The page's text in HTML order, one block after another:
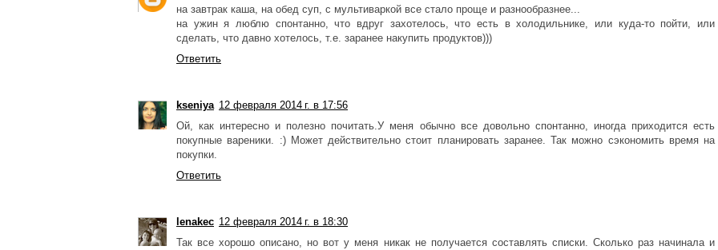
на завтрак каша, на обед суп, с мультиваркой все стало проще и разнообразнее...
на ужин я люблю спонтанно, что вдруг захотелось, что есть в холодильнике, или куда-то пойти, или
сделать, что давно хотелось, т.е. заранее накупить продуктов)))
Ответить
kseniya 12 февраля 2014 г. в 17:56
Ой, как интересно и полезно почитать.У меня обычно все довольно спонтанно, иногда приходится есть
покупные вареники. :) Может действительно стоит планировать заранее. Так можно сэкономить время на
покупки.
Ответить
lenakec 12 февраля 2014 г. в 18:30
Так все хорошо описано, но вот у меня никак не получается составлять списки. Сколько раз начинала и